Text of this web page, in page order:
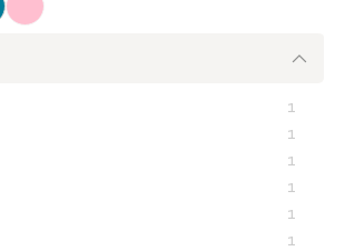
1
1
1
1
1
1